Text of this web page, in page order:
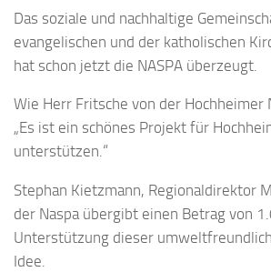
Das soziale und nachhaltige
evangelischen und der katholischen
hat schon jetzt die NASPA überzeugt.
Wie Herr Fritsche von der Hochheimer
„Es ist ein schönes Projekt für
unterstützen.“
Stephan Kietzmann, Regionaldirektor
der Naspa übergibt einen Betrag von
Unterstützung dieser
Idee.